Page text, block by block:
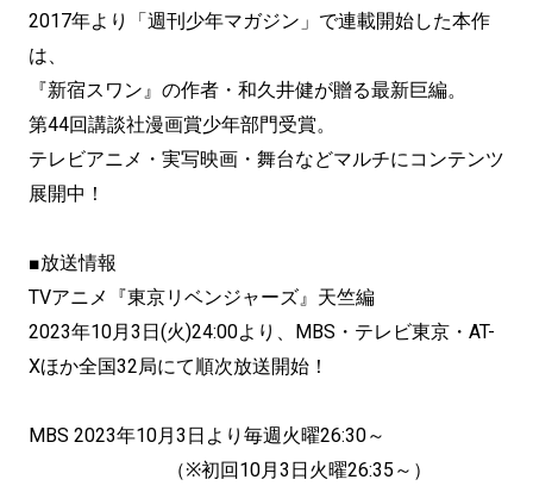
2017年より「週刊少年マガジン」で連載開始した本作
は、
『新宿スワン』の作者・和久井健が贈る最新巨編。
第44回講談社漫画賞少年部門受賞。
テレビアニメ・実写映画・舞台などマルチにコンテンツ
展開中！
■放送情報
TVアニメ『東京リベンジャーズ』天竺編
2023年10月3日(火)24:00より、MBS・テレビ東京・AT-
Xほか全国32局にて順次放送開始！
MBS 2023年10月3日より毎週火曜26:30～
（※初回10月3日火曜26:35～）